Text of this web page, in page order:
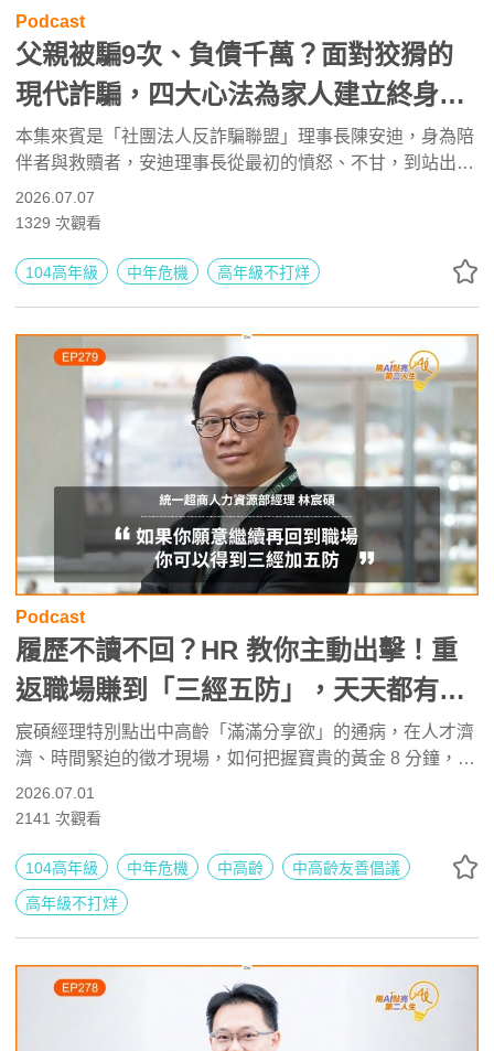
Podcast
父親被騙9次、負債千萬？面對狡猾的
現代詐騙，四大心法為家人建立終身防
詐免疫力 ft. 反詐騙聯盟理事長 陳安迪 |
高年級不打烊 x 用 AI 點亮第二人生
EP280
本集來賓是「社團法人反詐騙聯盟」理事長陳安迪，身為陪
伴者與救贖者，安迪理事長從最初的憤怒、不甘，到站出來
成立臉書反詐騙聯盟社團／協會，並出版新書《陪家人拆詐
彈》，積極呼籲正視防詐這個社會現象。
2026.07.07
1329 次觀看
104高年級 中年危機 高年級不打烊
Podcast
履歷不讀不回？HR 教你主動出擊！重
返職場賺到「三經五防」，天天都有新
鮮事 ft. 統一超商人力資源部經理 林宸
碩 | 高年級不打烊 x 用 AI 點亮第二人
生 EP279
宸碩經理特別點出中高齡「滿滿分享欲」的通病，在人才濟
濟、時間緊迫的徵才現場，如何把握寶貴的黃金 8 分鐘，精
準輸出「與目標職缺高度貼合的經歷」，而不是冗長人生回
顧，絕對是大家上場前最需要刻意練習的基本功。
2026.07.01
2141 次觀看
104高年級 中年危機 中高齡
中高齡友善倡議
高年級不打烊